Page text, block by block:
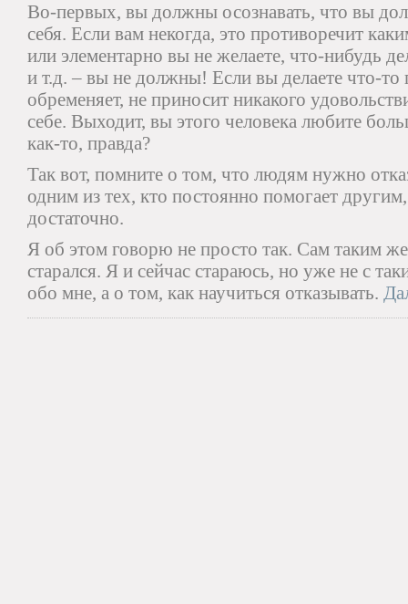
Во-первых, вы должны осознавать, что вы
себя. Если вам некогда, это противоречит
или элементарно вы не желаете, что-нибудь
и т.д. – вы не должны! Если вы делаете что-то
обременяет, не приносит никакого
себе. Выходит, вы этого человека любите
как-то, правда?
Так вот, помните о том, что людям нужно
одним из тех, кто постоянно помогает
достаточно.
Я об этом говорю не просто так. Сам таким
старался. Я и сейчас стараюсь, но уже не с
обо мне, а о том, как научиться отказывать.